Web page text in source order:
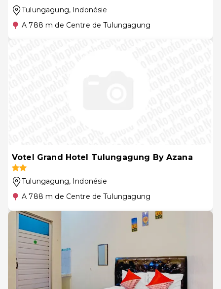
Tulungagung, Indonésie
A 788 m de Centre de Tulungagung
Votel Grand Hotel Tulungagung By Azana
Tulungagung, Indonésie
A 788 m de Centre de Tulungagung